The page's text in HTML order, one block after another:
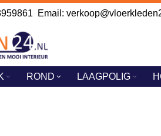
Email:
ROND LAAGPOLIG